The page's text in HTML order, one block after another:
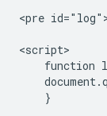
<pre
<script>
function
    }